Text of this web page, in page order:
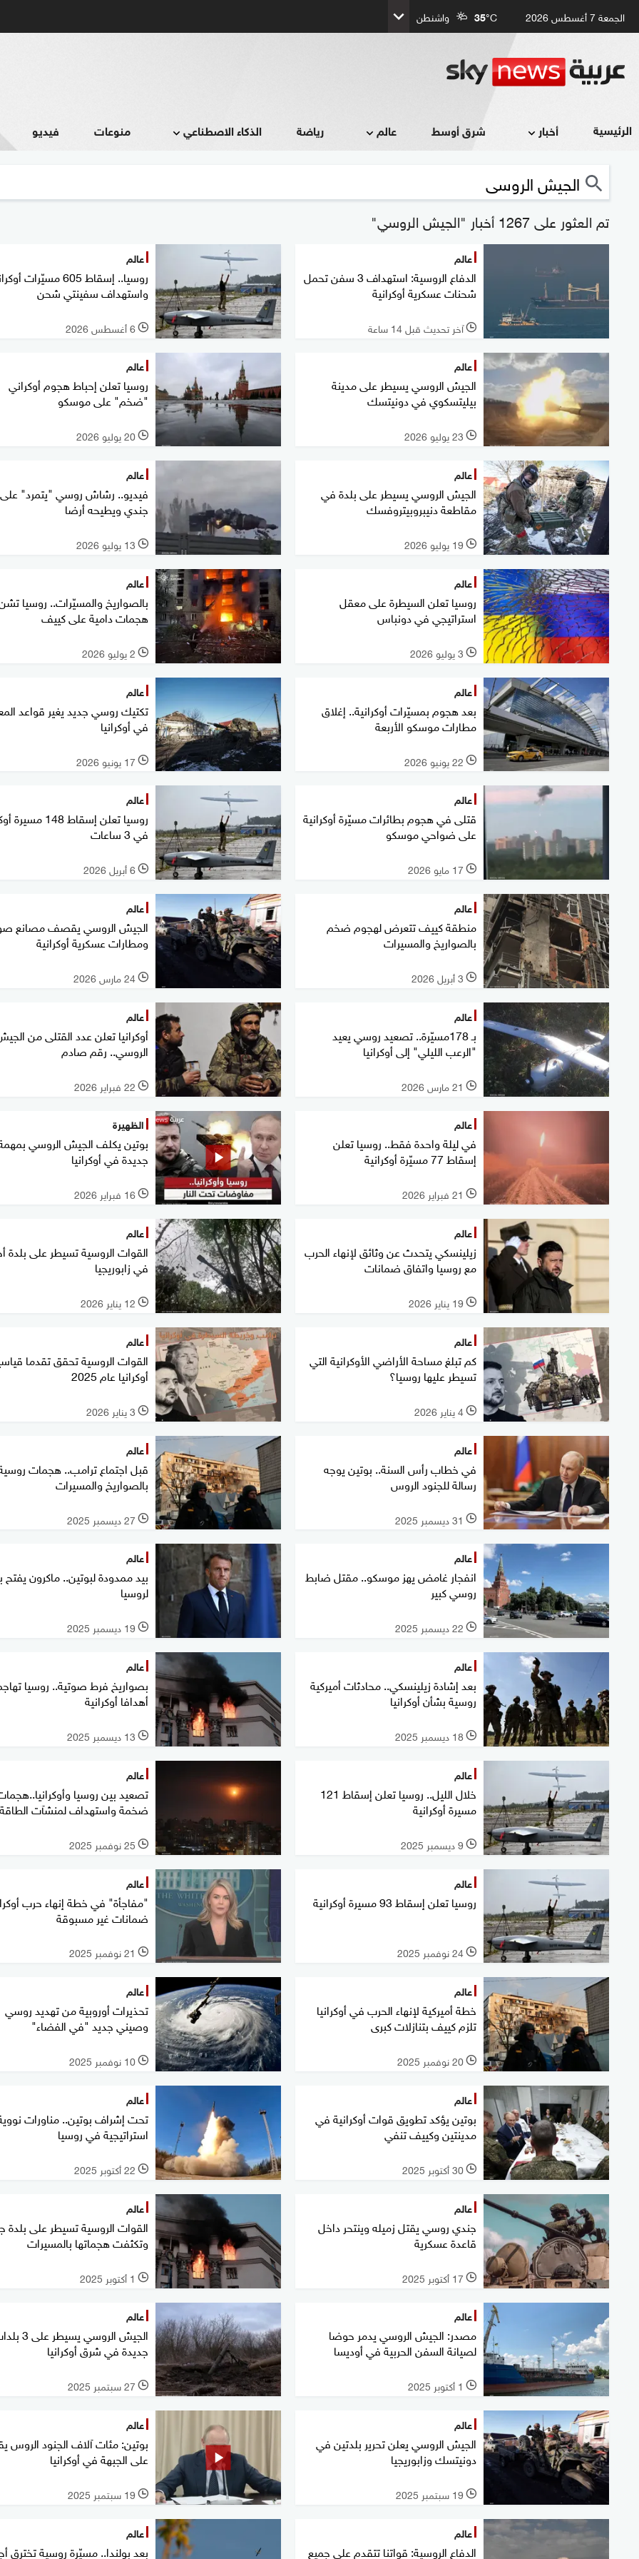
الجمعة 7 أغسطس 2026 35°C واشنطن
الرئيسية أخبار شرق أوسط عالم رياضة الذكاء الاصطناعي منوعات فيديو
تم العثور على 1267 أخبار "الجيش الروسي"
عالم
الدفاع الروسية: استهداف 3 سفن تحمل
شحنات عسكرية أوكرانية
l آخر تحديث قبل 14 ساعة
عالم
روسيا.. إسقاط 605 مسيّرات
واستهداف سفينتي شحن
l 6 أغسطس 2026
عالم
الجيش الروسي يسيطر على مدينة
بيليتسكوي في دونيتسك
l 23 يوليو 2026
عالم
روسيا تعلن إحباط هجوم أوكراني
"ضخم" على موسكو
l 20 يوليو 2026
عالم
الجيش الروسي يسيطر على بلدة في
مقاطعة دنيبروبيتروفسك
l 19 يوليو 2026
عالم
فيديو.. رشاش روسي "يتمرد" على
جندي ويطيحه أرضا
l 13 يوليو 2026
عالم
روسيا تعلن السيطرة على معقل
استراتيجي في دونباس
l 3 يوليو 2026
عالم
بالصواريخ والمسيّرات.. روسيا
هجمات دامية على كييف
l 2 يوليو 2026
عالم
بعد هجوم بمسيّرات أوكرانية.. إغلاق
مطارات موسكو الأربعة
l 22 يونيو 2026
عالم
تكتيك روسي جديد يغير قواعد
في أوكرانيا
l 17 يونيو 2026
عالم
قتلى في هجوم بطائرات مسيّرة أوكرانية
على ضواحي موسكو
l 17 مايو 2026
عالم
روسيا تعلن إسقاط 148
في 3 ساعات
l 6 أبريل 2026
عالم
منطقة كييف تتعرض لهجوم ضخم
بالصواريخ والمسيرات
l 3 أبريل 2026
عالم
الجيش الروسي يقصف مصانع
ومطارات عسكرية أوكرانية
l 24 مارس 2026
عالم
بـ 178مسيّرة.. تصعيد روسي يعيد
"الرعب الليلي" إلى أوكرانيا
l 21 مارس 2026
عالم
أوكرانيا تعلن عدد القتلى من
الروسي.. رقم صادم
l 22 فبراير 2026
عالم
في ليلة واحدة فقط.. روسيا تعلن
إسقاط 77 مسيّرة أوكرانية
l 21 فبراير 2026
الظهيرة
بوتين يكلف الجيش الروسي
جديدة في أوكرانيا
l 16 فبراير 2026
عالم
زيلينسكي يتحدث عن وثائق لإنهاء الحرب
مع روسيا واتفاق ضمانات
l 19 يناير 2026
عالم
القوات الروسية تسيطر على بلدة
في زابوريجيا
l 12 يناير 2026
عالم
كم تبلغ مساحة الأراضي الأوكرانية التي
تسيطر عليها روسيا؟
l 4 يناير 2026
عالم
القوات الروسية تحقق تقدما
أوكرانيا عام 2025
l 3 يناير 2026
عالم
في خطاب رأس السنة.. بوتين يوجه
رسالة للجنود الروس
l 31 ديسمبر 2025
عالم
قبل اجتماع ترامب.. هجمات
بالصواريخ والمسيرات
l 27 ديسمبر 2025
عالم
انفجار غامض يهز موسكو.. مقتل ضابط
روسي كبير
l 22 ديسمبر 2025
عالم
بيد ممدودة لبوتين.. ماكرون يفتح
لروسيا
l 19 ديسمبر 2025
عالم
بعد إشادة زيلينسكي.. محادثات أميركية
روسية بشأن أوكرانيا
l 18 ديسمبر 2025
عالم
بصواريخ فرط صوتية.. روسيا
أهدافا أوكرانية
l 13 ديسمبر 2025
عالم
خلال الليل.. روسيا تعلن إسقاط 121
مسيرة أوكرانية
l 9 ديسمبر 2025
عالم
تصعيد بين روسيا
ضخمة واستهداف لمنشآت الطاقة
l 25 نوفمبر 2025
عالم
روسيا تعلن إسقاط 93 مسيرة أوكرانية
l 24 نوفمبر 2025
عالم
"مفاجأة" في خطة إنهاء حرب
ضمانات غير مسبوقة
l 21 نوفمبر 2025
عالم
خطة أميركية لإنهاء الحرب في أوكرانيا
تلزم كييف بتنازلات كبرى
l 20 نوفمبر 2025
عالم
تحذيرات أوروبية من تهديد روسي
وصيني جديد "في الفضاء"
l 10 نوفمبر 2025
عالم
بوتين يؤكد تطويق قوات أوكرانية في
مدينتين وكييف تنفي
l 30 أكتوبر 2025
عالم
تحت إشراف بوتين.. مناورات
استراتيجية في روسيا
l 22 أكتوبر 2025
عالم
جندي روسي يقتل زميله وينتحر داخل
قاعدة عسكرية
l 17 أكتوبر 2025
عالم
القوات الروسية تسيطر على بلدة
وتكثفت هجماتها بالمسيرات
l 1 أكتوبر 2025
عالم
مصدر: الجيش الروسي يدمر حوضا
لصيانة السفن الحربية في أوديسا
l 1 أكتوبر 2025
عالم
الجيش الروسي
جديدة في شرق أوكرانيا
l 27 سبتمبر 2025
عالم
الجيش الروسي يعلن تحرير بلدتين في
دونيتسك وزابوريجيا
l 19 سبتمبر 2025
عالم
بوتين: مئات آلاف الجنود الروس
على الجبهة في أوكرانيا
l 19 سبتمبر 2025
عالم
الدفاع الروسية: قواتنا تتقدم على جميع
عالم
بعد بولندا.. مسيّرة روسية تخترق